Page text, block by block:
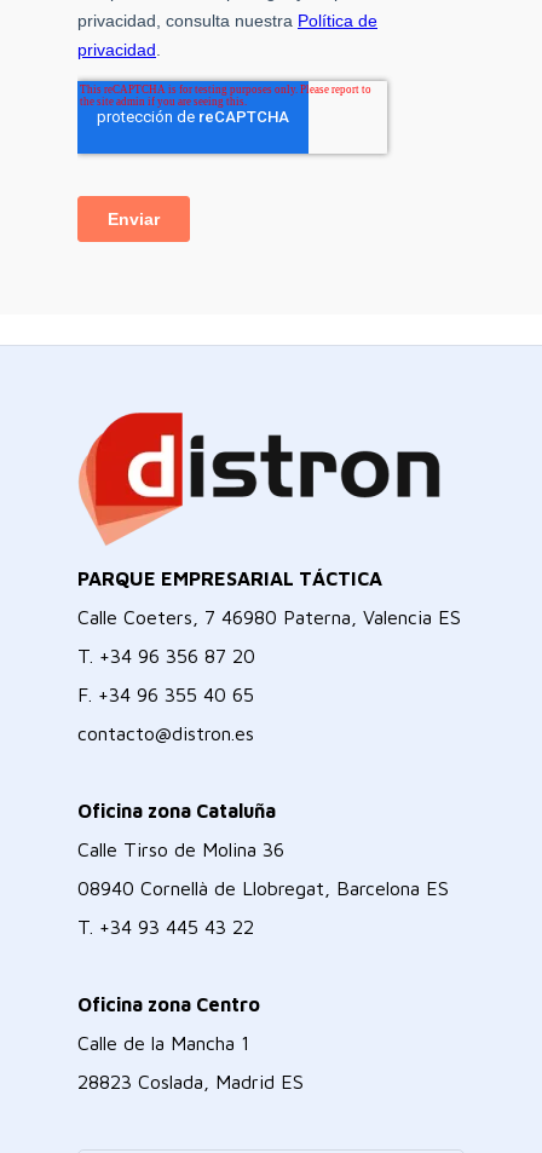
PARQUE EMPRESARIAL TÁCTICA
Calle Coeters, 7 46980 Paterna, Valencia ES
T. +34 96 356 87 20
F. +34 96 355 40 65
contacto@distron.es
Oficina zona Cataluña
Calle Tirso de Molina 36
08940 Cornellà de Llobregat, Barcelona ES
T. +34 93 445 43 22
Oficina zona Centro
Calle de la Mancha 1
28823 Coslada, Madrid ES